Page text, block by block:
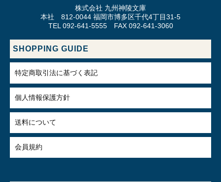
株式会社 九州神陵文庫
本社 812-0044 福岡市博多区千代4丁目31-5
TEL 092-641-5555 FAX 092-641-3060
SHOPPING GUIDE
特定商取引法に基づく表記
個人情報保護方針
送料について
会員規約